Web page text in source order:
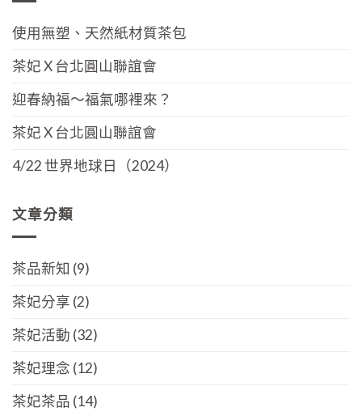
使用無塑、天然紙材質茶包
茶妃 X 台北圓山聯誼會
迎春納福～福氣哪裡來？
茶妃 X 台北圓山聯誼會
4/22 世界地球日（2024）
文章分類
茶品新知 (9)
茶妃分享 (2)
茶妃活動 (32)
茶妃理念 (12)
茶妃茶品 (14)